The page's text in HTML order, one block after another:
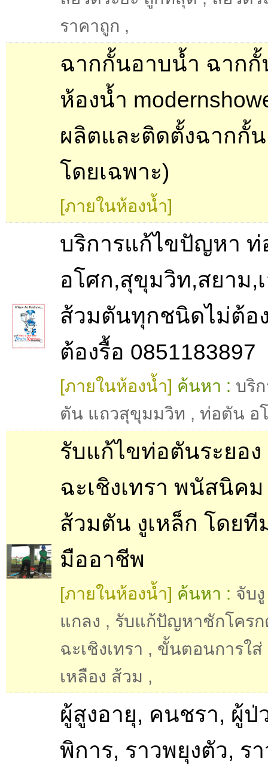
ราคาถูก ,
ฉากกั้นอาบน้ำ ฉากกั้
ห้องน้ำ
ผลิตและติดตั้งฉากกั้
โดยเฉพาะ)
[ภายในห้องน้ำ]
บริการแก้ไขปัญหา
อโศก,สุขุมวิท,สยาม,
ส้วมตันทุกชนิดไม่ต้อ
ต้องรื้อ 0851183897
[ภายในห้องน้ำ] ค้นหา : บริ
ตัน แถวสุขุมมวิท , ท่อตัน อ
รับแก้ไขท่อตันระยอง
ฉะเชิงเทรา พนัสนิค
ส้วมตัน งูเหล็ก โดยที
มืออาชีพ
[ภายในห้องน้ำ] ค้นหา : จับ
แกลง , รับแก้ปัญหาชักโคร
ฉะเชิงเทรา , ขั้นตอนการใส่
เหลือง ส้วม ,
ผู้สูงอายุ, คนชรา, ผู้ป่
พิการ, ราวพยุงตัว, ร